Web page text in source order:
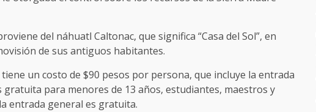
del náhuatl Caltonac, que significa “Casa del Sol”, en
de sus antiguos habitantes.
un costo de $90 pesos por persona, que incluye la entrada
para menores de 13 años, estudiantes, maestros y
entrada general es gratuita.